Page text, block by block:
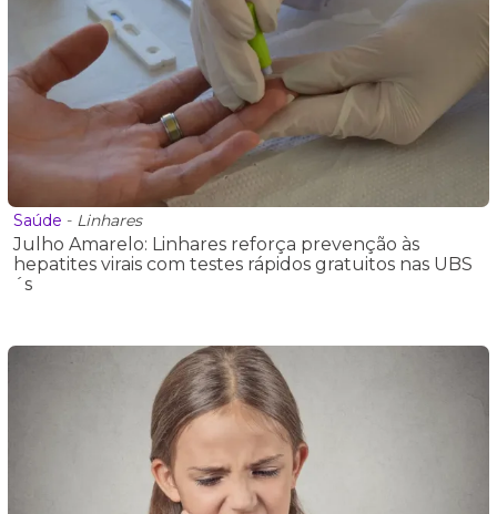
Saúde - Linhares
Julho Amarelo: Linhares reforça prevenção às
hepatites virais com testes rápidos gratuitos nas UBS
´s